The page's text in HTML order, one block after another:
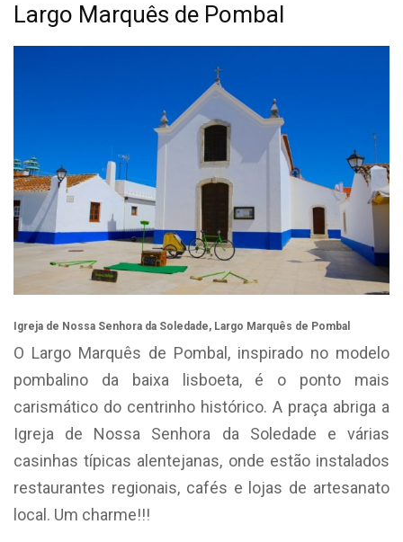
Largo Marquês de Pombal
Igreja de Nossa Senhora da Soledade, Largo Marquês de Pombal
O Largo Marquês de Pombal, inspirado no modelo
pombalino da baixa lisboeta, é o ponto mais
carismático do centrinho histórico. A praça abriga a
Igreja de Nossa Senhora da Soledade e várias
casinhas típicas alentejanas, onde estão instalados
restaurantes regionais, cafés e lojas de artesanato
local. Um charme!!!